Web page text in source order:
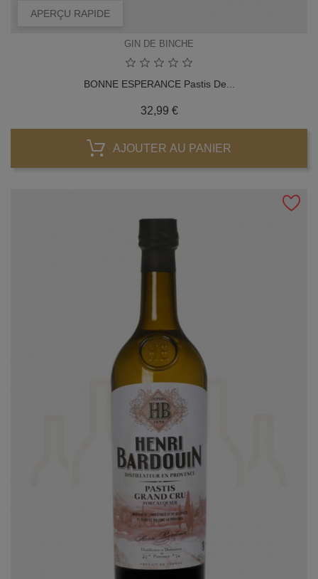
APERÇU RAPIDE
GIN DE BINCHE
BONNE ESPERANCE Pastis De...
32,99 €Prix
AJOUTER AU PANIER